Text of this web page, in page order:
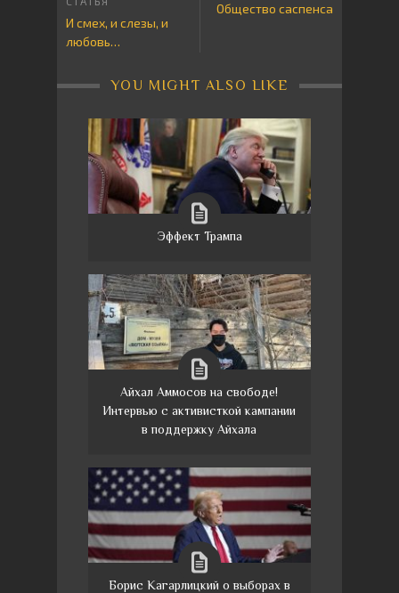
И смех, и слезы, и
любовь…
Общество саспенса
YOU MIGHT ALSO LIKE
Эффект Трампа
Айхал Аммосов на свободе!
Интервью с активисткой кампании
в поддержку Айхала
Борис Кагарлицкий о выборах в